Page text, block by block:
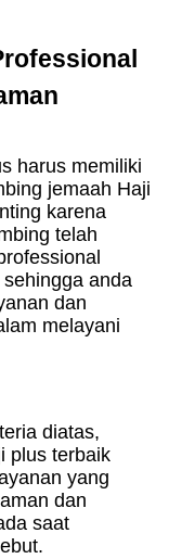
harus memiliki
jemaah Haji
karena
telah
anda
dan
melayani
diatas,
plus terbaik
yang
dan
saat